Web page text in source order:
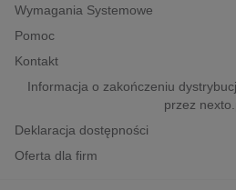
historia
Wymagania Systemowe
Pomoc
Kontakt
Informacja o zakończeniu
przez
Deklaracja dostępności
Oferta dla firm